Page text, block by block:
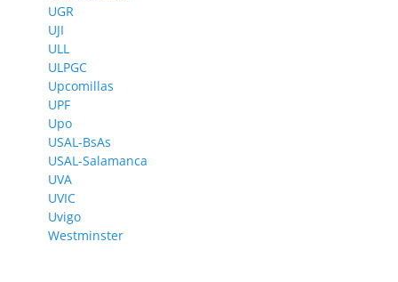
UGR
UJI
ULL
ULPGC
Upcomillas
UPF
Upo
USAL-BsAs
USAL-Salamanca
UVA
UVIC
Uvigo
Westminster